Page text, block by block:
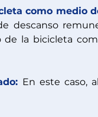
como medio
descanso
la bicicleta
En este caso,